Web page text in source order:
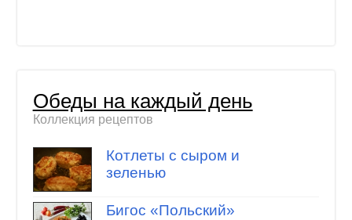
Обеды на каждый день
Коллекция рецептов
Котлеты с сыром и
зеленью
Бигос «Польский»